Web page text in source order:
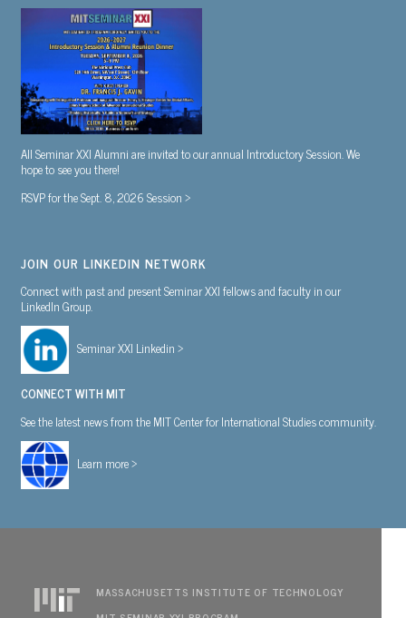
All Seminar XXI Alumni are invited to our annual Introductory Session. We
hope to see you there!
RSVP for the Sept. 8, 2026 Session >
JOIN OUR LINKEDIN NETWORK
Connect with past and present Seminar XXI fellows and faculty in our
LinkedIn Group.
Seminar XXI Linkedin >
CONNECT WITH MIT
See the latest news from the MIT Center for International Studies community.
Learn more >
MASSACHUSETTS INSTITUTE OF TECHNOLOGY